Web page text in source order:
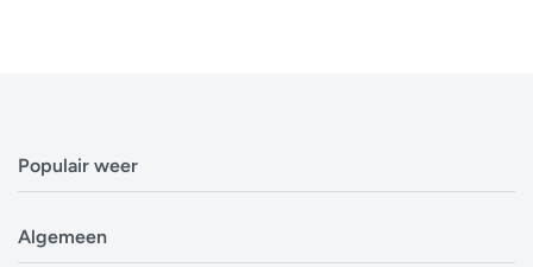
Populair weer
Weerbericht Brussel
Algemeen